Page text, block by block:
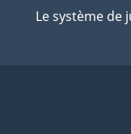
Le système de